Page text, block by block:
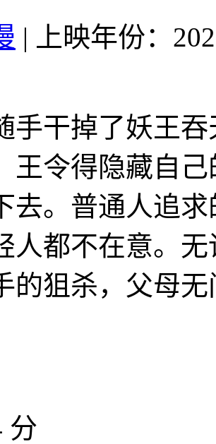
|
上映年份：
手干掉了妖王
王令得隐藏自
去。普通人追
人都不在意。
的狙杀，父母
分